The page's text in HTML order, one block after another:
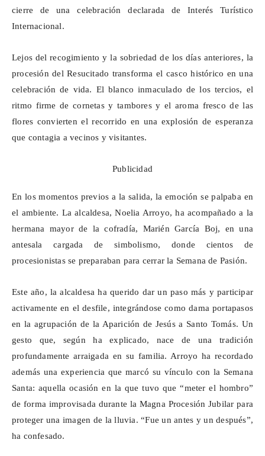
cierre de una celebración declarada de Interés Turístico
Internacional.
Lejos del recogimiento y la sobriedad de los días anteriores, la
procesión del Resucitado transforma el casco histórico en una
celebración de vida. El blanco inmaculado de los tercios, el
ritmo firme de cornetas y tambores y el aroma fresco de las
flores convierten el recorrido en una explosión de esperanza
que contagia a vecinos y visitantes.
Publicidad
En los momentos previos a la salida, la emoción se palpaba en
el ambiente. La alcaldesa, Noelia Arroyo, ha acompañado a la
hermana mayor de la cofradía, Marién García Boj, en una
antesala cargada de simbolismo, donde cientos de
procesionistas se preparaban para cerrar la Semana de Pasión.
Este año, la alcaldesa ha querido dar un paso más y participar
activamente en el desfile, integrándose como dama portapasos
en la agrupación de la Aparición de Jesús a Santo Tomás. Un
gesto que, según ha explicado, nace de una tradición
profundamente arraigada en su familia. Arroyo ha recordado
además una experiencia que marcó su vínculo con la Semana
Santa: aquella ocasión en la que tuvo que “meter el hombro”
de forma improvisada durante la Magna Procesión Jubilar para
proteger una imagen de la lluvia. “Fue un antes y un después”,
ha confesado.